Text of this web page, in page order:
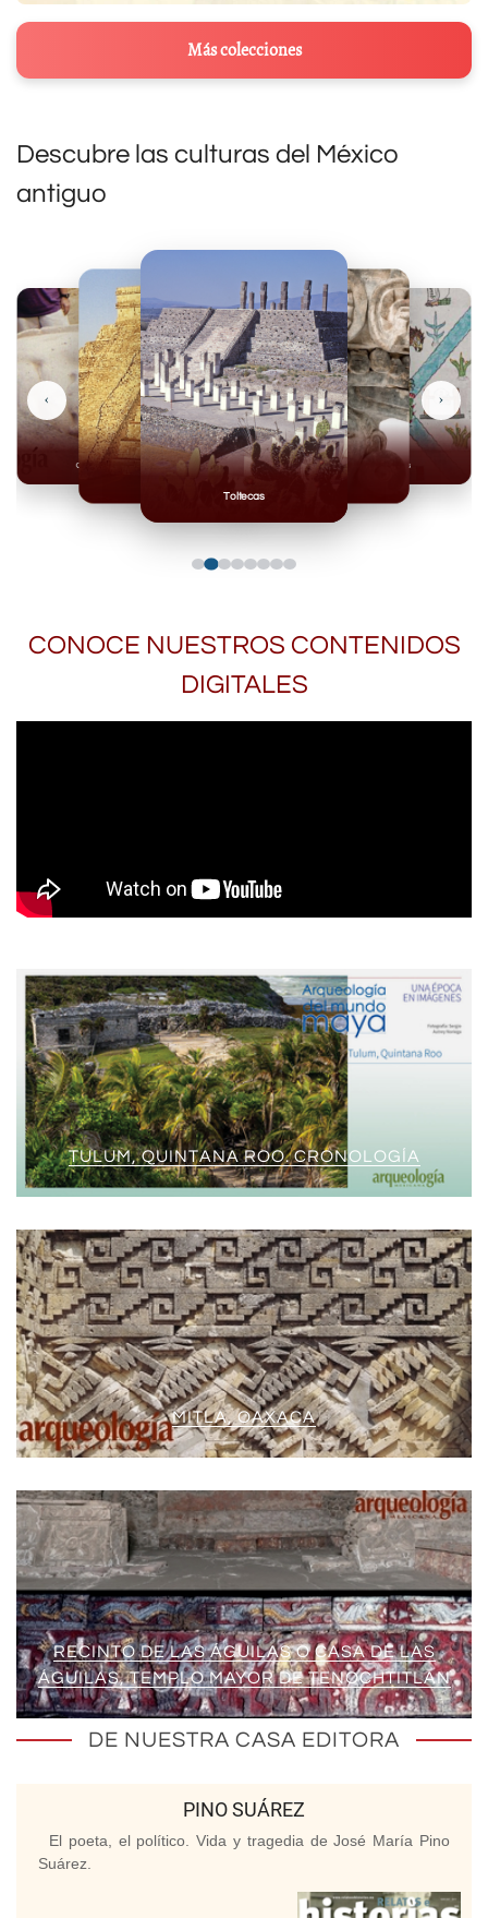
Más colecciones
Descubre las culturas del México
antiguo
Toltecas
Mexicas
Olmecas
‹ ›
CONOCE NUESTROS CONTENIDOS
DIGITALES
TULUM, QUINTANA ROO. CRONOLOGÍA
MITLA, OAXACA
RECINTO DE LAS ÁGUILAS O CASA DE LAS
ÁGUILAS, TEMPLO MAYOR DE TENOCHTITLAN
DE NUESTRA CASA EDITORA
PINO SUÁREZ
El poeta, el político. Vida y tragedia de José María Pino
Suárez.